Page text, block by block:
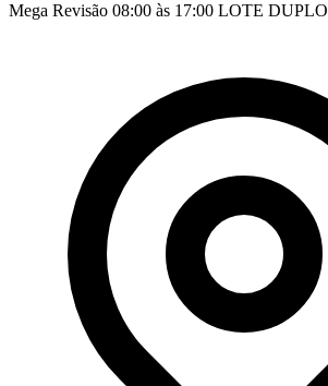
Mega Revisão 08:00 às 17:00 LOTE DUPLO